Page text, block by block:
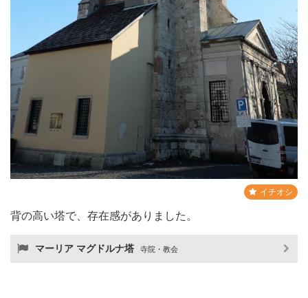
イチオシ
背の高い塔で、存在感がありました。
マーリア マグドルナ塔 寺院・教会